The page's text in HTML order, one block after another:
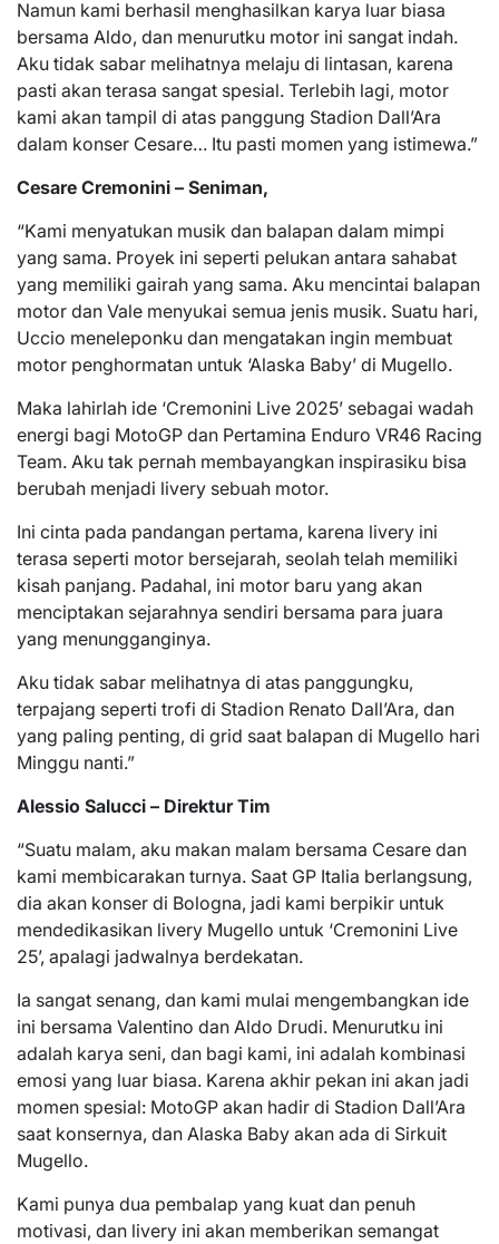
Namun kami berhasil menghasilkan karya luar biasa
bersama Aldo, dan menurutku motor ini sangat indah.
Aku tidak sabar melihatnya melaju di lintasan, karena
pasti akan terasa sangat spesial. Terlebih lagi, motor
kami akan tampil di atas panggung Stadion Dall’Ara
dalam konser Cesare… Itu pasti momen yang istimewa.”
Cesare Cremonini – Seniman,
“Kami menyatukan musik dan balapan dalam mimpi
yang sama. Proyek ini seperti pelukan antara sahabat
yang memiliki gairah yang sama. Aku mencintai balapan
motor dan Vale menyukai semua jenis musik. Suatu hari,
Uccio meneleponku dan mengatakan ingin membuat
motor penghormatan untuk ‘Alaska Baby’ di Mugello.
Maka lahirlah ide ‘Cremonini Live 2025’ sebagai wadah
energi bagi MotoGP dan Pertamina Enduro VR46 Racing
Team. Aku tak pernah membayangkan inspirasiku bisa
berubah menjadi livery sebuah motor.
Ini cinta pada pandangan pertama, karena livery ini
terasa seperti motor bersejarah, seolah telah memiliki
kisah panjang. Padahal, ini motor baru yang akan
menciptakan sejarahnya sendiri bersama para juara
yang menungganginya.
Aku tidak sabar melihatnya di atas panggungku,
terpajang seperti trofi di Stadion Renato Dall’Ara, dan
yang paling penting, di grid saat balapan di Mugello hari
Minggu nanti.”
Alessio Salucci – Direktur Tim
“Suatu malam, aku makan malam bersama Cesare dan
kami membicarakan turnya. Saat GP Italia berlangsung,
dia akan konser di Bologna, jadi kami berpikir untuk
mendedikasikan livery Mugello untuk ‘Cremonini Live
25’, apalagi jadwalnya berdekatan.
Ia sangat senang, dan kami mulai mengembangkan ide
ini bersama Valentino dan Aldo Drudi. Menurutku ini
adalah karya seni, dan bagi kami, ini adalah kombinasi
emosi yang luar biasa. Karena akhir pekan ini akan jadi
momen spesial: MotoGP akan hadir di Stadion Dall’Ara
saat konsernya, dan Alaska Baby akan ada di Sirkuit
Mugello.
Kami punya dua pembalap yang kuat dan penuh
motivasi, dan livery ini akan memberikan semangat